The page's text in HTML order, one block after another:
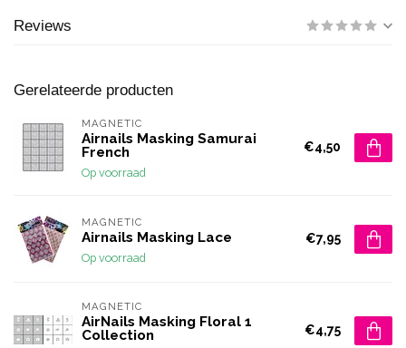
Reviews
Gerelateerde producten
MAGNETIC
Airnails Masking Samurai
French
Op voorraad
€4,50
MAGNETIC
Airnails Masking Lace
Op voorraad
€7,95
MAGNETIC
AirNails Masking Floral 1
Collection
€4,75